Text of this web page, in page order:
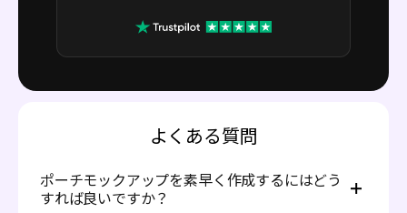
よくある質問
ポーチモックアップを素早く作成するにはどう
すれば良いですか？